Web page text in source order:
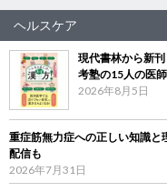
ヘルスケア
現代書林から新
考塾の15人の医
2026年8月5日
重症筋無力症への正しい知識
配信も
2026年7月31日